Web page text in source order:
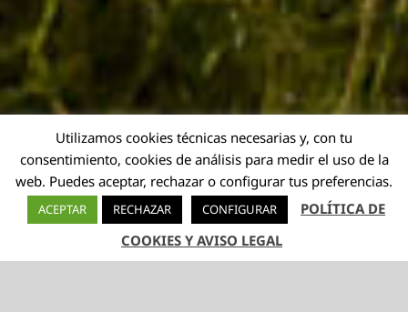
Utilizamos cookies técnicas necesarias y, con tu
consentimiento, cookies de análisis para medir el uso de la
web. Puedes aceptar, rechazar o configurar tus preferencias.
ACEPTAR RECHAZAR CONFIGURAR
POLÍTICA DE
COOKIES Y AVISO LEGAL